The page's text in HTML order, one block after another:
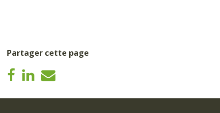
Partager cette page